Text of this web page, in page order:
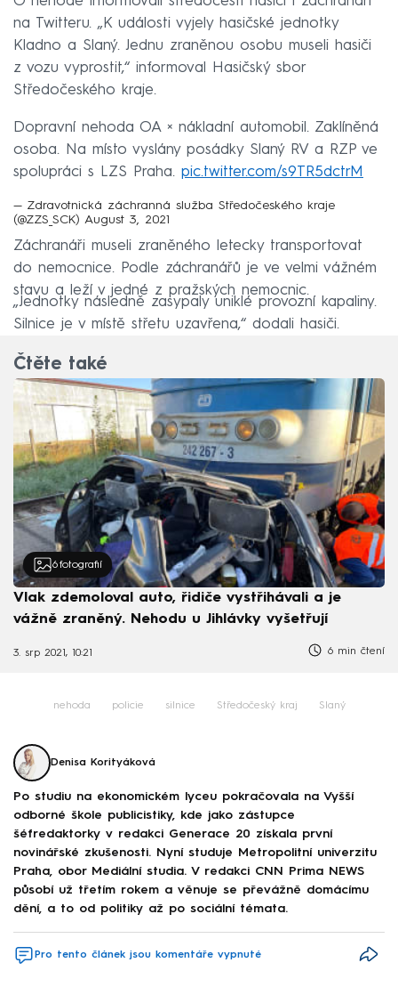
na Twitteru. „K události vyjely hasičské jednotky
Kladno a Slaný. Jednu zraněnou osobu museli hasiči
z vozu vyprostit,“ informoval Hasičský sbor
Středočeského kraje.
Dopravní nehoda OA × nákladní automobil. Zaklíněná
osoba. Na místo vyslány posádky Slaný RV a RZP ve
spolupráci s LZS Praha. pic.twitter.com/s9TR5dctrM
— Zdravotnická záchranná služba Středočeského kraje
(@ZZS_SCK) August 3, 2021
Záchranáři museli zraněného letecky transportovat
do nemocnice. Podle záchranářů je ve velmi vážném
stavu a leží v jedné z pražských nemocnic.
„Jednotky následně zasypaly uniklé provozní kapaliny.
Silnice je v místě střetu uzavřena,“ dodali hasiči.
Čtěte také
6 fotografií
Vlak zdemoloval auto, řidiče vystřihávali a je
vážně zraněný. Nehodu u Jihlávky vyšetřují
3. srp 2021, 10:21 6 min čtení
nehoda policie silnice Středočeský kraj Slaný
Denisa Korityáková
Po studiu na ekonomickém lyceu pokračovala na Vyšší
odborné škole publicistiky, kde jako zástupce
šéfredaktorky v redakci Generace 20 získala první
novinářské zkušenosti. Nyní studuje Metropolitní univerzitu
Praha, obor Mediální studia. V redakci CNN Prima NEWS
působí už třetím rokem a věnuje se převážně domácímu
dění, a to od politiky až po sociální témata.
Pro tento článek jsou komentáře vypnuté